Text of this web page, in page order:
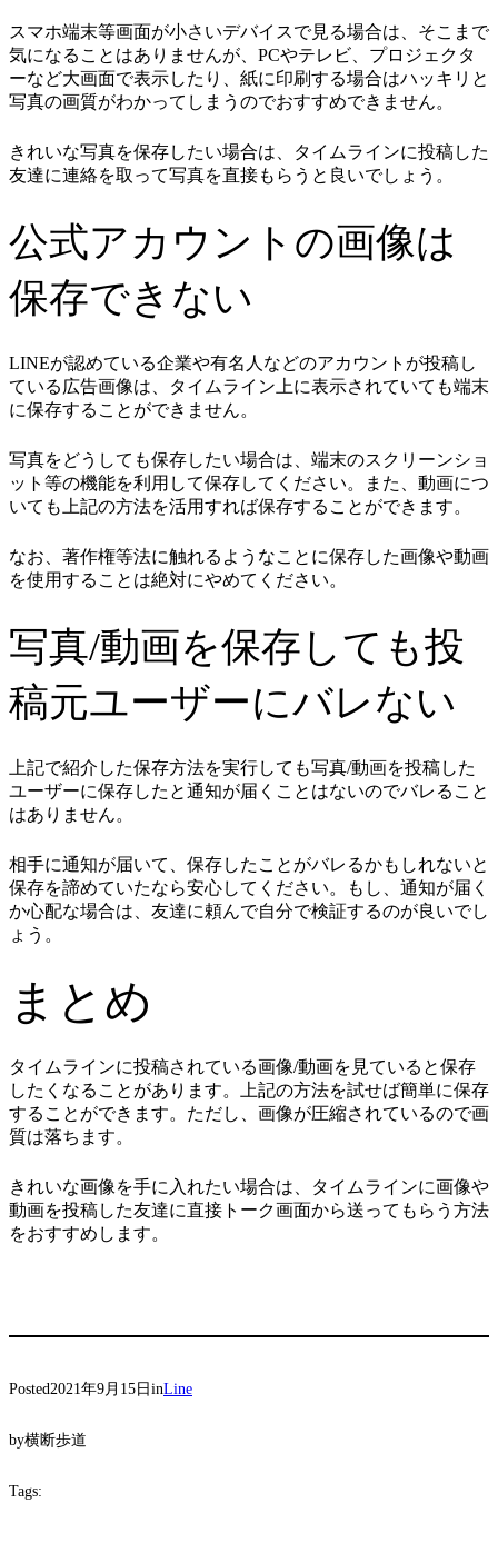
スマホ端末等画面が小さいデバイスで見る場合は、そこまで
気になることはありませんが、PCやテレビ、プロジェクタ
ーなど大画面で表示したり、紙に印刷する場合はハッキリと
写真の画質がわかってしまうのでおすすめできません。
きれいな写真を保存したい場合は、タイムラインに投稿した
友達に連絡を取って写真を直接もらうと良いでしょう。
公式アカウントの画像は
保存できない
LINEが認めている企業や有名人などのアカウントが投稿し
ている広告画像は、タイムライン上に表示されていても端末
に保存することができません。
写真をどうしても保存したい場合は、端末のスクリーンショ
ット等の機能を利用して保存してください。また、動画につ
いても上記の方法を活用すれば保存することができます。
なお、著作権等法に触れるようなことに保存した画像や動画
を使用することは絶対にやめてください。
写真/動画を保存しても投
稿元ユーザーにバレない
上記で紹介した保存方法を実行しても写真/動画を投稿した
ユーザーに保存したと通知が届くことはないのでバレること
はありません。
相手に通知が届いて、保存したことがバレるかもしれないと
保存を諦めていたなら安心してください。もし、通知が届く
か心配な場合は、友達に頼んで自分で検証するのが良いでし
ょう。
まとめ
タイムラインに投稿されている画像/動画を見ていると保存
したくなることがあります。上記の方法を試せば簡単に保存
することができます。ただし、画像が圧縮されているので画
質は落ちます。
きれいな画像を手に入れたい場合は、タイムラインに画像や
動画を投稿した友達に直接トーク画面から送ってもらう方法
をおすすめします。
Posted2021年9月15日inLine
by横断歩道
Tags: